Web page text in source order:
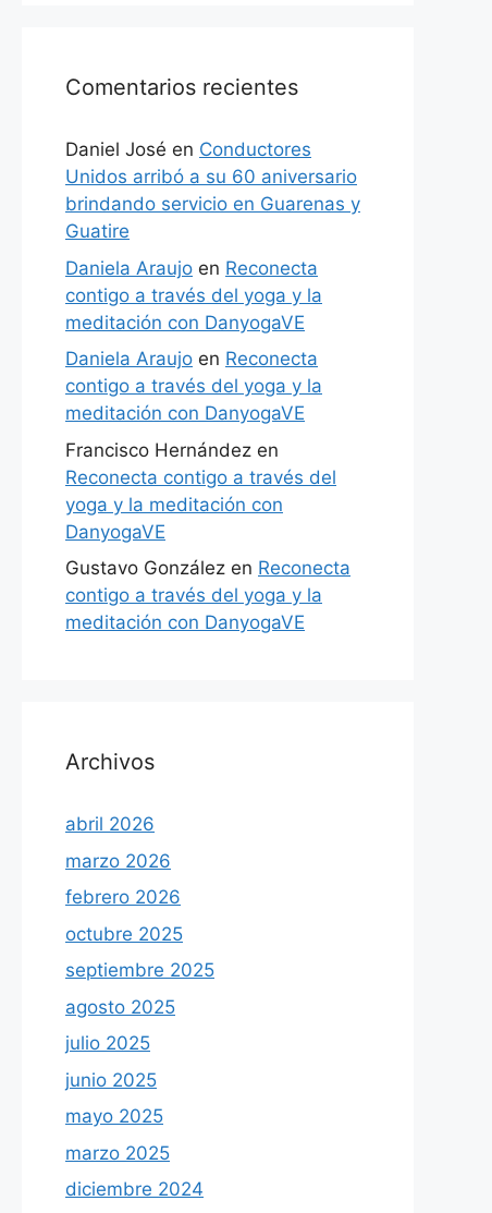
Comentarios recientes
Daniel José en Conductores
Unidos arribó a su 60 aniversario
brindando servicio en Guarenas y
Guatire
Daniela Araujo en Reconecta
contigo a través del yoga y la
meditación con DanyogaVE
Daniela Araujo en Reconecta
contigo a través del yoga y la
meditación con DanyogaVE
Francisco Hernández en
Reconecta contigo a través del
yoga y la meditación con
DanyogaVE
Gustavo González en Reconecta
contigo a través del yoga y la
meditación con DanyogaVE
Archivos
abril 2026
marzo 2026
febrero 2026
octubre 2025
septiembre 2025
agosto 2025
julio 2025
junio 2025
mayo 2025
marzo 2025
diciembre 2024